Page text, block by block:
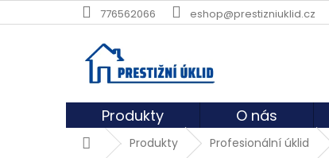
na
776562066 eshop@prestizniuklid.cz
Produkty O nás
DomůProdukty Profesionální úklid